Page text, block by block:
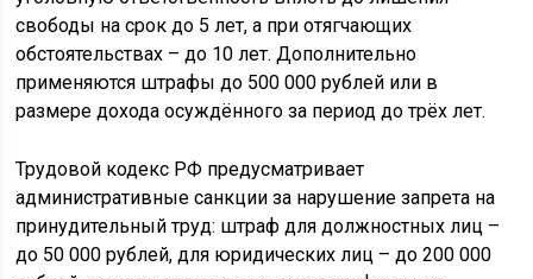
свободы на срок до 5 лет, а при отягчающих
обстоятельствах – до 10 лет. Дополнительно
применяются штрафы до 500 000 рублей или в
размере дохода осуждённого за период до трёх лет.
Трудовой кодекс РФ предусматривает
административные санкции за нарушение запрета на
принудительный труд: штраф для должностных лиц –
до 50 000 рублей, для юридических лиц – до 200 000